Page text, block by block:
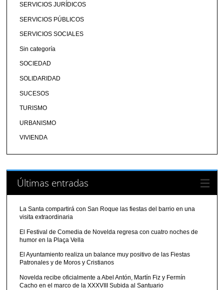
SERVICIOS JURÍDICOS
SERVICIOS PÚBLICOS
SERVICIOS SOCIALES
Sin categoría
SOCIEDAD
SOLIDARIDAD
SUCESOS
TURISMO
URBANISMO
VIVIENDA
Últimas entradas
La Santa compartirá con San Roque las fiestas del barrio en una
visita extraordinaria
El Festival de Comedia de Novelda regresa con cuatro noches de
humor en la Plaça Vella
El Ayuntamiento realiza un balance muy positivo de las Fiestas
Patronales y de Moros y Cristianos
Novelda recibe oficialmente a Abel Antón, Martín Fiz y Fermín
Cacho en el marco de la XXXVIII Subida al Santuario